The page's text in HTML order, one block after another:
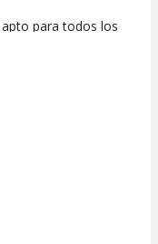
para todos los
salero que ha
Somiart: cena y
puesta.
ocio al mejor precio,
comedia más fresca